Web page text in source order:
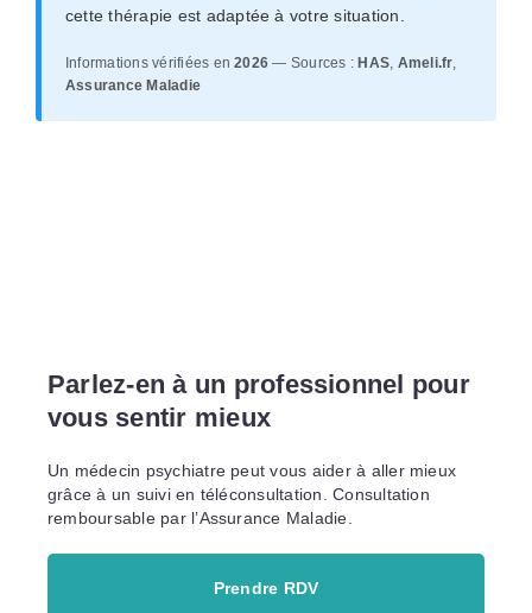
cette thérapie est adaptée à votre situation.
Informations vérifiées en2026 — Sources : HAS, Ameli.fr,
Assurance Maladie
Parlez-en à un professionnel pour
vous sentir mieux
Un médecin psychiatre peut vous aider à aller mieux
grâce à un suivi en téléconsultation. Consultation
remboursable par l’Assurance Maladie.
Prendre RDV